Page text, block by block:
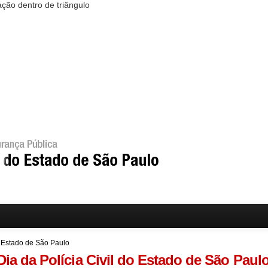
de São Paulo
da Polícia Civil do Estado de São